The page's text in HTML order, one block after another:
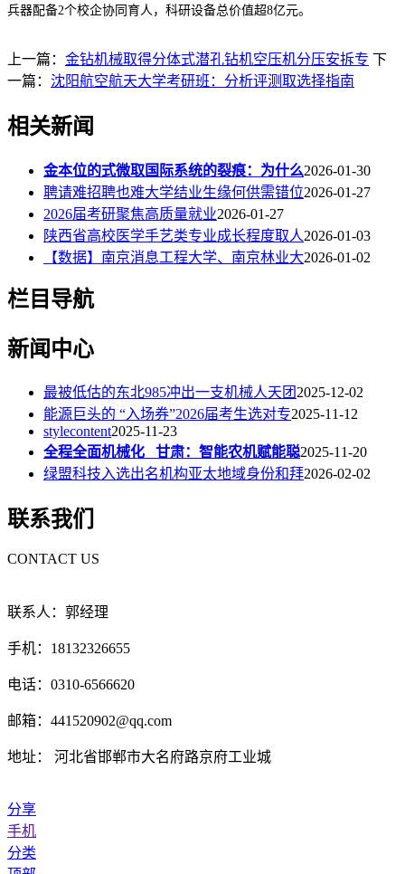
兵器配备2个校企协同育人，科研设备总价值超8亿元。
上一篇： 金钻机械取得分体式潜孔钻机空压机分压安拆专 下
一篇： 沈阳航空航天大学考研班：分析评测取选择指南
相关新闻
金本位的式微取国际系统的裂痕：为什么2026-01-30
聘请难招聘也难大学结业生缘何供需错位2026-01-27
2026届考研聚焦高质量就业2026-01-27
陕西省高校医学手艺类专业成长程度取人2026-01-03
【数据】南京消息工程大学、南京林业大2026-01-02
栏目导航
新闻中心
最被低估的东北985冲出一支机械人天团2025-12-02
能源巨头的 “入场券”2026届考生选对专2025-11-12
stylecontent2025-11-23
全程全面机械化 甘肃：智能农机赋能聪2025-11-20
绿盟科技入选出名机构亚太地域身份和拜2026-02-02
联系我们
CONTACT US
联系人：郭经理
手机：18132326655
电话：0310-6566620
邮箱：441520902@qq.com
地址： 河北省邯郸市大名府路京府工业城
分享
手机
分类